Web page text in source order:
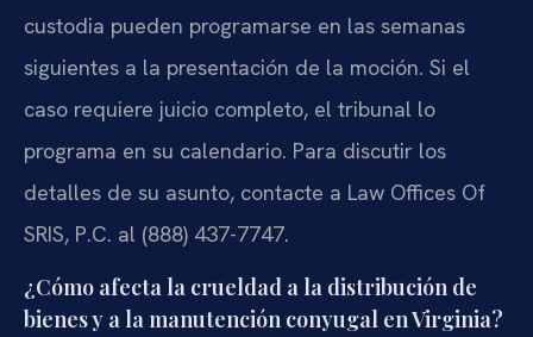
custodia pueden programarse en las semanas
siguientes a la presentación de la moción. Si el
caso requiere juicio completo, el tribunal lo
programa en su calendario. Para discutir los
detalles de su asunto, contacte a Law Offices Of
SRIS, P.C. al (888) 437-7747.
¿Cómo afecta la crueldad a la distribución de
bienes y a la manutención conyugal en Virginia?